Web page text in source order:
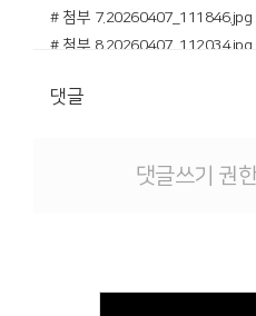
# 첨부 7.20260407_111846.jpg
# 첨부 8.20260407_112034.jpg
# 첨부 10.20260407_112705.jpg
# 첨부
댓글
댓글쓰기 권